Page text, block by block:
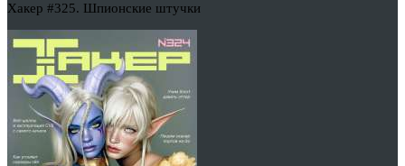
Хакер #325. Шпионские штучки